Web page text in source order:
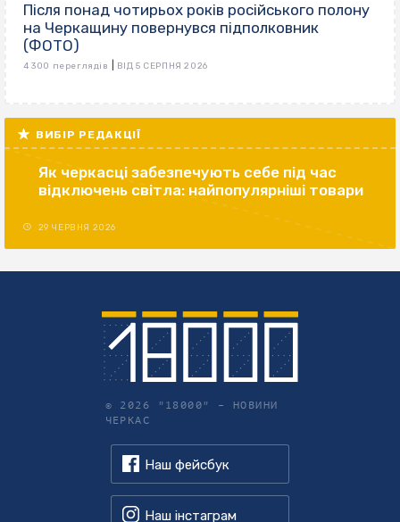
Після понад чотирьох років російського полону
на Черкащину повернувся підполковник
(ФОТО)
4 300 переглядів ВІД 5 СЕРПНЯ 2026
ВИБІР РЕДАКЦІЇ
Як черкасці забезпечують себе під час
відключень світла: найпопулярніші товари
29 ЧЕРВНЯ 2026
© 2026 "18000" – НОВИНИ
ЧЕРКАС
Наш фейсбук
Наш інстаграм